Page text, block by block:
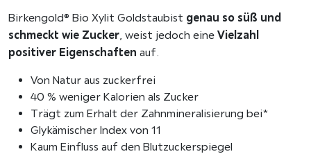
m
a
h
Birkengold® Bio Xylit Goldstaubist genau so süß und
schmeckt wie Zucker , weist jedoch eine Vielzahl
positiver Eigenschaften auf.
Von Natur aus zuckerfrei
40 % weniger Kalorien als Zucker
Trägt zum Erhalt der Zahnmineralisierung bei*
Glykämischer Index von 11
Kaum Einfluss auf den Blutzuckerspiegel